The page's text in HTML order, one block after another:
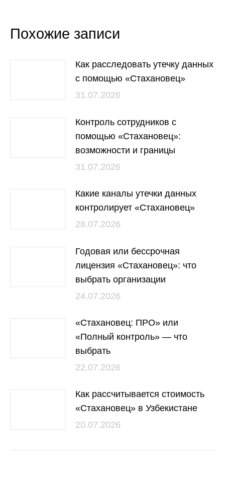
Похожие записи
Как расследовать утечку данных
с помощью «Стахановец»
31.07.2026
Контроль сотрудников с
помощью «Стахановец»:
возможности и границы
31.07.2026
Какие каналы утечки данных
контролирует «Стахановец»
28.07.2026
Годовая или бессрочная
лицензия «Стахановец»: что
выбрать организации
24.07.2026
«Стахановец: ПРО» или
«Полный контроль» — что
выбрать
22.07.2026
Как рассчитывается стоимость
«Стахановец» в Узбекистане
20.07.2026